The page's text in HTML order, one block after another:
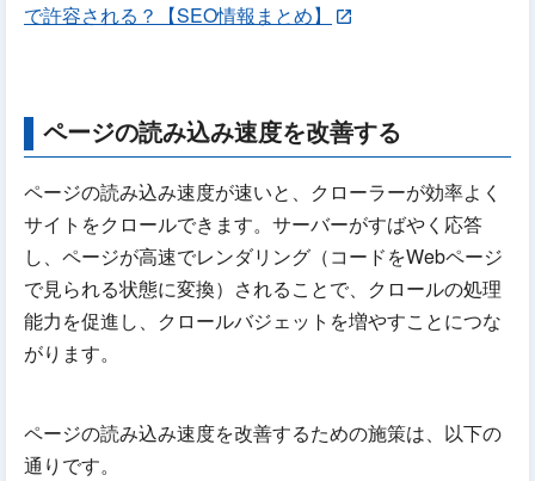
で許容される？【SEO情報まとめ】
ページの読み込み速度を改善する
ページの読み込み速度が速いと、クローラーが効率よく
サイトをクロールできます。サーバーがすばやく応答
し、ページが高速でレンダリング（コードをWebページ
で見られる状態に変換）されることで、クロールの処理
能力を促進し、クロールバジェットを増やすことにつな
がります。
ページの読み込み速度を改善するための施策は、以下の
通りです。